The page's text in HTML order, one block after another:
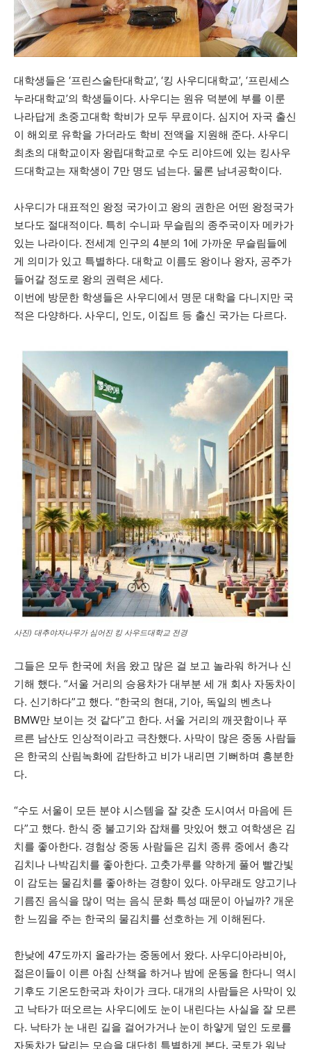
대학생들은 ‘프린스술탄대학교’, ‘킹 사우디대학교’, ‘프린세스
누라대학교’의 학생들이다. 사우디는 원유 덕분에 부를 이룬
나라답게 초중고대학 학비가 모두 무료이다. 심지어 자국 출신
이 해외로 유학을 가더라도 학비 전액을 지원해 준다. 사우디
최초의 대학교이자 왕립대학교로 수도 리야드에 있는 킹사우
드대학교는 재학생이 7만 명도 넘는다. 물론 남녀공학이다.
사우디가 대표적인 왕정 국가이고 왕의 권한은 어떤 왕정국가
보다도 절대적이다. 특히 수니파 무슬림의 종주국이자 메카가
있는 나라이다. 전세계 인구의 4분의 1에 가까운 무슬림들에
게 의미가 있고 특별하다. 대학교 이름도 왕이나 왕자, 공주가
들어갈 정도로 왕의 권력은 세다.
이번에 방문한 학생들은 사우디에서 명문 대학을 다니지만 국
적은 다양하다. 사우디, 인도, 이집트 등 출신 국가는 다르다.
사진) 대추야자나무가 심어진 킹 사우드대학교 전경
그들은 모두 한국에 처음 왔고 많은 걸 보고 놀라워 하거나 신
기해 했다. “서울 거리의 승용차가 대부분 세 개 회사 자동차이
다. 신기하다”고 했다. “한국의 현대, 기아, 독일의 벤츠나
BMW만 보이는 것 같다”고 한다. 서울 거리의 깨끗함이나 푸
르른 남산도 인상적이라고 극찬했다. 사막이 많은 중동 사람들
은 한국의 산림녹화에 감탄하고 비가 내리면 기뻐하며 흥분한
다.
“수도 서울이 모든 분야 시스템을 잘 갖춘 도시여서 마음에 든
다”고 했다. 한식 중 불고기와 잡채를 맛있어 했고 여학생은 김
치를 좋아한다. 경험상 중동 사람들은 김치 종류 중에서 총각
김치나 나박김치를 좋아한다. 고춧가루를 약하게 풀어 빨간빛
이 감도는 물김치를 좋아하는 경향이 있다. 아무래도 양고기나
기름진 음식을 많이 먹는 음식 문화 특성 때문이 아닐까? 개운
한 느낌을 주는 한국의 물김치를 선호하는 게 이해된다.
한낮에 47도까지 올라가는 중동에서 왔다. 사우디아라비아,
젊은이들이 이른 아침 산책을 하거나 밤에 운동을 한다니 역시
기후도 기온도한국과 차이가 크다. 대개의 사람들은 사막이 있
고 낙타가 떠오르는 사우디에도 눈이 내린다는 사실을 잘 모른
다. 낙타가 눈 내린 길을 걸어가거나 눈이 하얗게 덮인 도로를
자동차가 달리는 모습을 대단히 특별하게 본다. 국토가 워낙